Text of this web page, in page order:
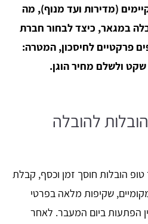
(מדירות ועד מנוף), מה
במגאר, כיצד לבחור חברת
פרקטיים לחיסכון, המטרה:
ולשלם מחיר הוגן.
להובלה
הובלות חוסך זמן וכסף, קבלת
שקיפות מלאה בפרטי
הפתעות ביום המעבר. לאחר